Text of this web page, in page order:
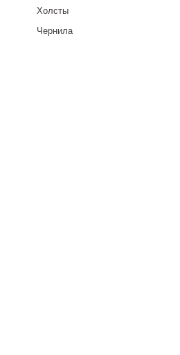
Холсты
Чернила